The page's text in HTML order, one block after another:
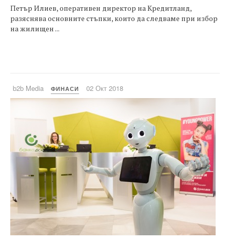
Петър Илиев, оперативен директор на Кредитланд,
разяснява основните стъпки, които да следваме при избор
на жилищен ...
b2b Media ФИНАСИ 02 Окт 2018